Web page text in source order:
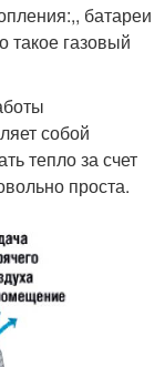
батареи
такое газовый
собой
тепло за счет
проста.